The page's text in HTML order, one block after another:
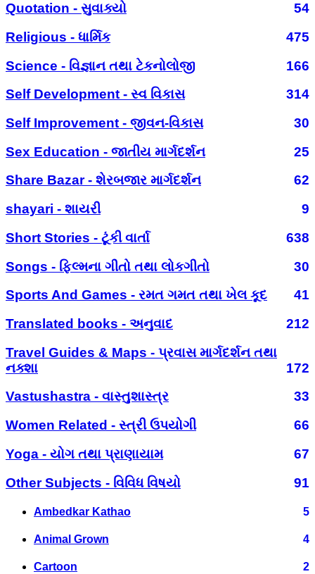
Quotation - સુવાક્યો
54
Religious - ધાર્મિક
475
Science - વિજ્ઞાન તથા ટેકનોલોજી
166
Self Development - સ્વ વિકાસ
314
Self Improvement - જીવન-વિકાસ
30
Sex Education - જાતીય માર્ગદર્શન
25
Share Bazar - શેરબજાર માર્ગદર્શન
62
shayari - શાયરી
9
Short Stories - ટૂંકી વાર્તા
638
Songs - ફિલ્મના ગીતો તથા લોકગીતો
30
Sports And Games - રમત ગમત તથા ખેલ કૂદ
41
Translated books - અનુવાદ
212
Travel Guides & Maps - પ્રવાસ માર્ગદર્શન તથા
નક્શા
172
Vastushastra - વાસ્તુશાસ્ત્ર
33
Women Related - સ્ત્રી ઉપયોગી
66
Yoga - યોગ તથા પ્રાણાયામ
67
Other Subjects - વિવિધ વિષયો
91
Ambedkar Kathao 5
Animal Grown 4
Cartoon 2